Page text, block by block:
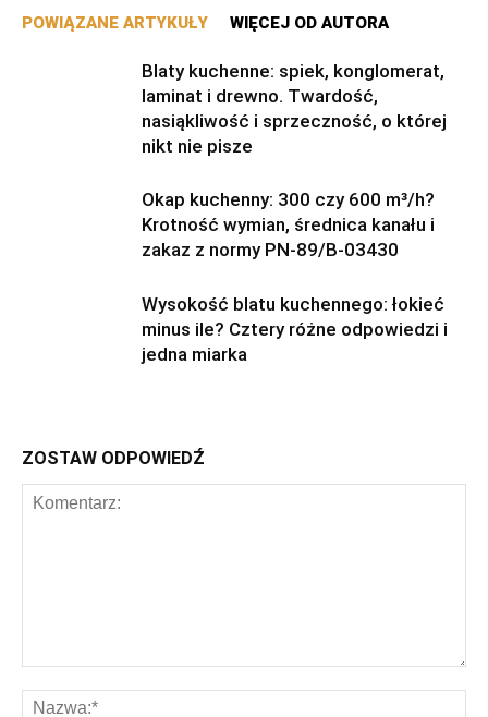
POWIĄZANE ARTYKUŁY WIĘCEJ OD AUTORA
Blaty kuchenne: spiek, konglomerat,
laminat i drewno. Twardość,
nasiąkliwość i sprzeczność, o której
nikt nie pisze
Okap kuchenny: 300 czy 600 m³/h?
Krotność wymian, średnica kanału i
zakaz z normy PN-89/B-03430
Wysokość blatu kuchennego: łokieć
minus ile? Cztery różne odpowiedzi i
jedna miarka
ZOSTAW ODPOWIEDŹ